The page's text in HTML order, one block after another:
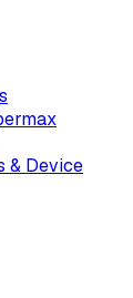
& Device